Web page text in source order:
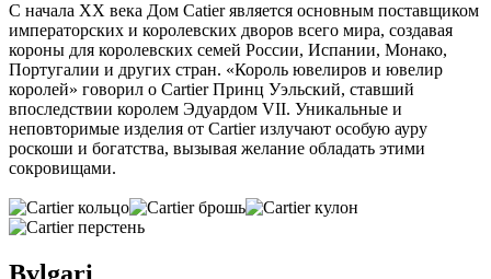
С начала XX века Дом Catier является основным поставщиком
императорских и королевских дворов всего мира, создавая
короны для королевских семей России, Испании, Монако,
Португалии и других стран. «Король ювелиров и ювелир
королей» говорил о Cartier Принц Уэльский, ставший
впоследствии королем Эдуардом VII. Уникальные и
неповторимые изделия от Cartier излучают особую ауру
роскоши и богатства, вызывая желание обладать этими
сокровищами.